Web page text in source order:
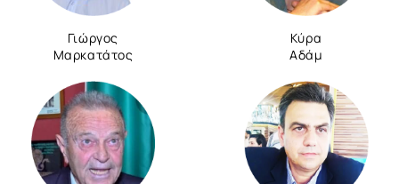
Γιώργος
Μαρκατάτος
Κύρα
Αδάμ